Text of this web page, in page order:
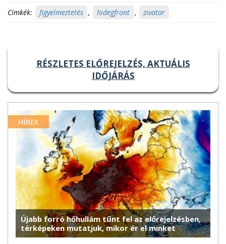
Címkék: figyelmeztetés , hidegfront , zivatar
RÉSZLETES ELŐREJELZÉS, AKTUÁLIS
IDŐJÁRÁS
HÍREK
Újabb forró hőhullám tűnt fel az előrejelzésben,
térképeken mutatjuk, mikor ér el minket